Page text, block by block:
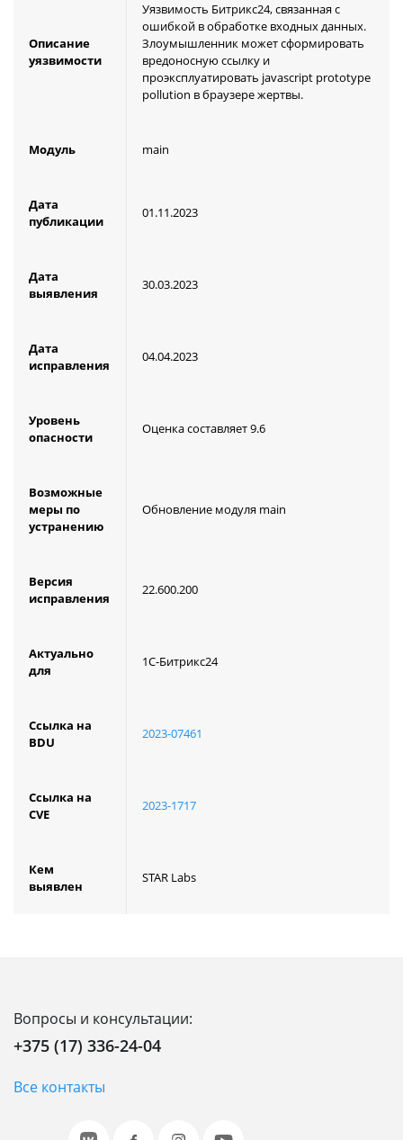
Описание
уязвимости
Уязвимость Битрикс24, связанная с
ошибкой в обработке входных данных.
Злоумышленник может сформировать
вредоносную ссылку и
проэксплуатировать javascript prototype
pollution в браузере жертвы.
Модуль main
Дата
публикации
01.11.2023
Дата
выявления
30.03.2023
Дата
исправления
04.04.2023
Уровень
опасности
Оценка составляет 9.6
Возможные
меры по
устранению
Обновление модуля main
Версия
исправления
22.600.200
Актуально
для
1C-Битрикс24
Ссылка на
BDU
2023-07461
Ссылка на
CVE
2023-1717
Кем
выявлен
STAR Labs
Вопросы и консультации:
+375 (17) 336-24-04
Все контакты